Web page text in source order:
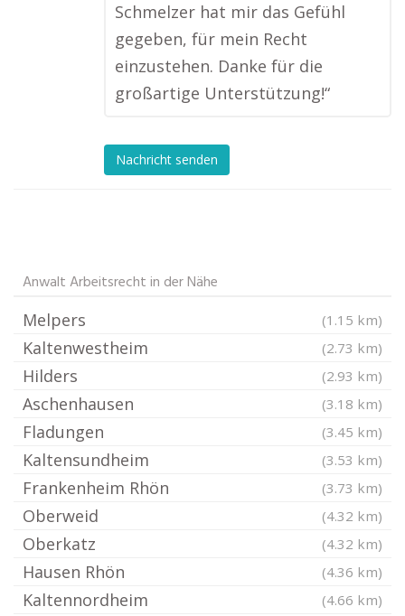
Schmelzer hat mir das Gefühl
gegeben, für mein Recht
einzustehen. Danke für die
großartige Unterstützung!“
Nachricht senden
Anwalt Arbeitsrecht in der Nähe
Melpers (1.15 km)
Kaltenwestheim (2.73 km)
Hilders (2.93 km)
Aschenhausen (3.18 km)
Fladungen (3.45 km)
Kaltensundheim (3.53 km)
Frankenheim Rhön (3.73 km)
Oberweid (4.32 km)
Oberkatz (4.32 km)
Hausen Rhön (4.36 km)
Kaltennordheim (4.66 km)